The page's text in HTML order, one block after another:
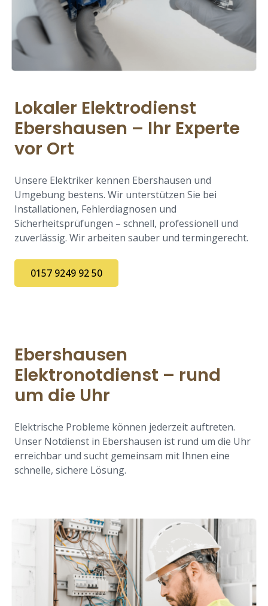
Lokaler Elektrodienst
Ebershausen – Ihr Experte
vor Ort
Unsere Elektriker kennen Ebershausen und
Umgebung bestens. Wir unterstützen Sie bei
Installationen, Fehlerdiagnosen und
Sicherheitsprüfungen – schnell, professionell und
zuverlässig. Wir arbeiten sauber und termingerecht.
0157 9249 92 50
Ebershausen
Elektronotdienst – rund
um die Uhr
Elektrische Probleme können jederzeit auftreten.
Unser Notdienst in Ebershausen ist rund um die Uhr
erreichbar und sucht gemeinsam mit Ihnen eine
schnelle, sichere Lösung.